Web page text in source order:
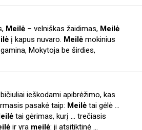
Meilė – velniškas žaidimas, Meilė
į kapus nuvaro. Meilė mokinius
Mokytoja be širdies,
ieškodami apibrėžimo, kas
pasakė taip: Meilė tai gėlė ...
tai gėrimas, kurį ... trečiasis
ir yra meilė: ji atsitiktinė ...